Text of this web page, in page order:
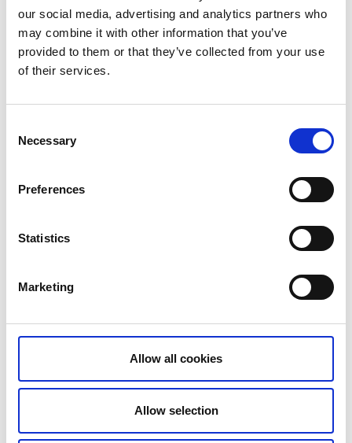
our social media, advertising and analytics partners who
may combine it with other information that you’ve
provided to them or that they’ve collected from your use
of their services.
Selection
Necessary
Preferences
Statistics
Marketing
Allow all cookies
Allow selection
natur. Vild, vidsträckt och vresigt vacker. Här är
sjöarna större till ytan, vågorna blir lätt lite högre,
avstånden lite längre och naturen mäktigare.
Äventyrskänslan infinner sig garanterat. Här uppe är
det extra viktigt att packa med sig tältet och
Fotograf:Roger Borgelid
Hyr kanot och ta del av värdefulla tips
För en lyckad paddlingstur krävs planering. En bra
paddlingskarta över området är en förutsättning.
Eftersom paddlingen kan se väldigt olik ut beroende
på vilken del av Dalsland du väljer kan det vara smart
att ta del av de lokala kanotuthyrarnas kunskaper.